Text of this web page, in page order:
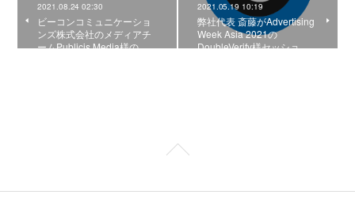
2021.08.24 02:30
ビーコンコミュニケーショ
ンズ株式会社のメディアチ
ームPublicis Media様の…
2021.05.19 10:19
弊社代表 斎藤がAdvertising
Week Asia 2021の
DoubleVerify様セッショ…